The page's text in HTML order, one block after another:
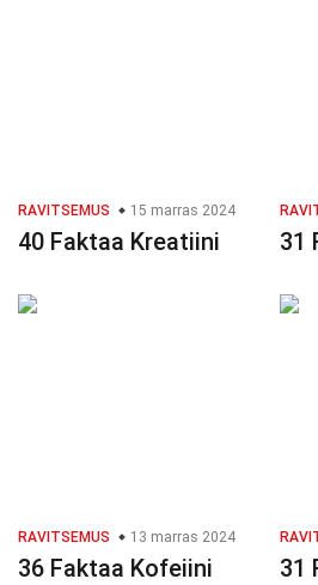
RAVITSEMUS 15 marras 2024
40 Faktaa Kreatiini 31
RAVITSEMUS 13 marras 2024
36 Faktaa Kofeiini 31